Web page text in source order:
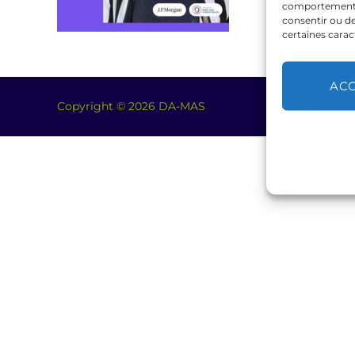
comportement
consentir ou
certaines
Copyright © 2026 DA-MAS